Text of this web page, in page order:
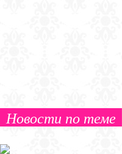
Новости по теме